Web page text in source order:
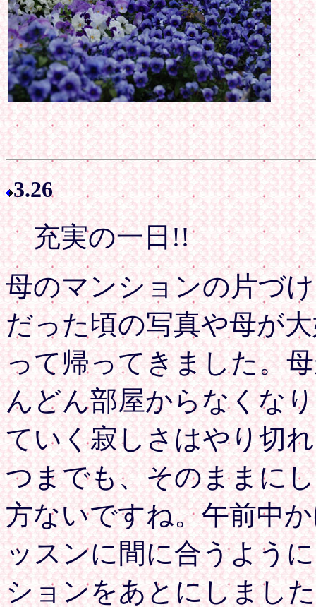
3.26
充実の一日!!
母のマンションの片づ
だった頃の写真や母が
って帰ってきました。
んどん部屋からなくな
ていく寂しさはやり切
つまでも、そのままに
方ないですね。午前中
ッスンに間に合うよう
ションをあとにしまし